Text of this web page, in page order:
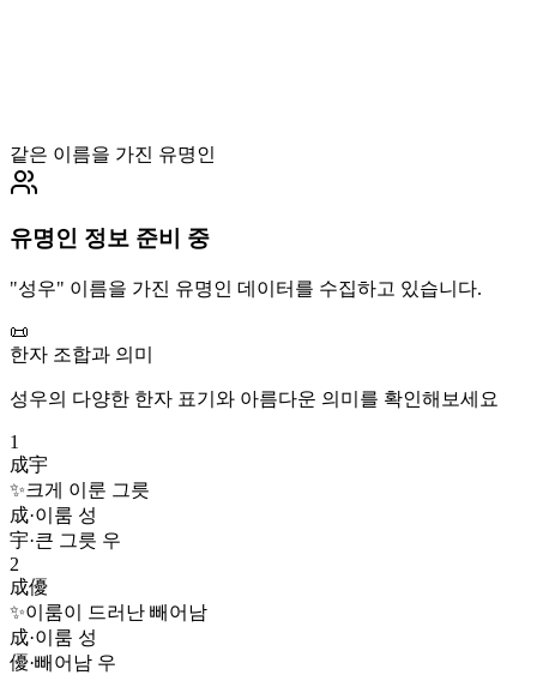
같은 이름을 가진 유명인
유명인 정보 준비 중
"성우" 이름을 가진 유명인 데이터를 수집하고 있습니다.
📜
한자 조합과 의미
성우의 다양한 한자 표기와 아름다운 의미를 확인해보세요
1
成宇
✨크게 이룬 그릇
成·이룸 성
宇·큰 그릇 우
2
成優
✨이룸이 드러난 빼어남
成·이룸 성
優·빼어남 우